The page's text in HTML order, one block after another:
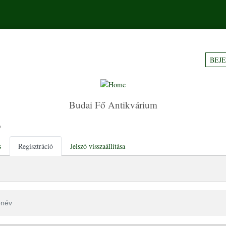
Budai Fő Antikvárium
Regisztráció Jelszó visszaállítása